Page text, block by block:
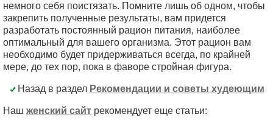
немного себя поистязать. Помните лишь об одном, чтобы
закрепить полученные результаты, вам придется
разработать постоянный рацион питания, наиболее
оптимальный для вашего организма. Этот рацион вам
необходимо будет придерживаться всегда, по крайней
мере, до тех пор, пока в фаворе стройная фигура.
Назад в раздел Рекомендации и советы худеющим
Наш женский сайт рекомендует еще статьи: